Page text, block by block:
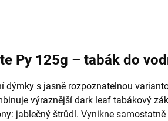
Py 125g – tabák do
dýmky s jasně rozpoznatelnou
výraznější dark leaf tabákový
jablečný štrůdl. Vynikne samostatně